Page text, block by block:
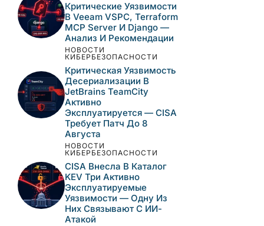
Критические Уязвимости
В Veeam VSPC, Terraform
MCP Server И Django —
Анализ И Рекомендации
НОВОСТИ
КИБЕРБЕЗОПАСНОСТИ
Критическая Уязвимость
Десериализации В
JetBrains TeamCity
Активно
Эксплуатируется — CISA
Требует Патч До 8
Августа
НОВОСТИ
КИБЕРБЕЗОПАСНОСТИ
CISA Внесла В Каталог
KEV Три Активно
Эксплуатируемые
Уязвимости — Одну Из
Них Связывают С ИИ-
Атакой